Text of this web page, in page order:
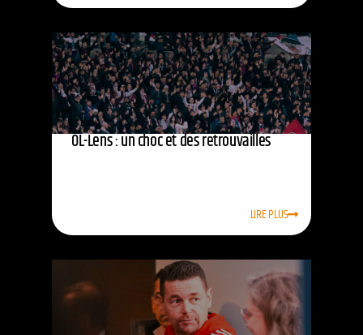
OL-Lens : un choc et des retrouvailles
LIRE PLUS